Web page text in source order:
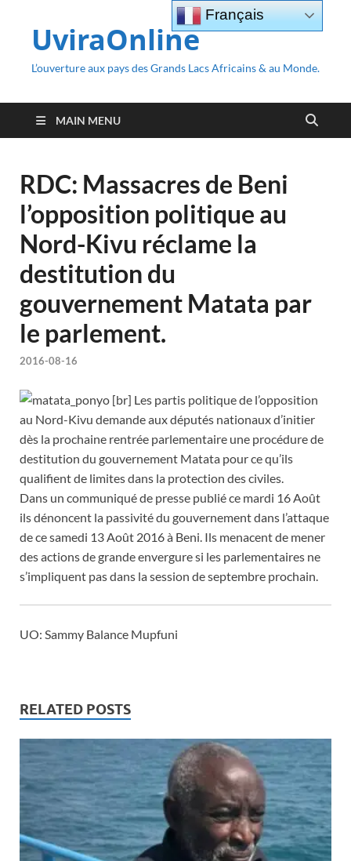
UviraOnline
L’ouverture aux pays des Grands Lacs Africains & au Monde.
MAIN MENU
RDC: Massacres de Beni
l’opposition politique au
Nord-Kivu réclame la
destitution du
gouvernement Matata par
le parlement.
2016-08-16
[br] Les partis politique de l’opposition
au Nord-Kivu demande aux députés nationaux d’initier
dès la prochaine rentrée parlementaire une procédure de
destitution du gouvernement Matata pour ce qu’ils
qualifient de limites dans la protection des civiles.
Dans un communiqué de presse publié ce mardi 16 Août
ils dénoncent la passivité du gouvernement dans l’attaque
de ce samedi 13 Août 2016 à Beni. Ils menacent de mener
des actions de grande envergure si les parlementaires ne
s’impliquent pas dans la session de septembre prochain.
UO: Sammy Balance Mupfuni
RELATED POSTS
Français